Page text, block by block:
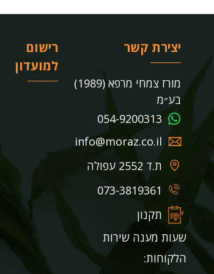
יצירת קשר
מורז צמחי מרפא (1989)
בע״מ
054-9200313
info@moraz.co.il
ת.ד 2552 עפולה
073-3819361
תקנון
שעות מענה שירות
הלקוחות:
רישום
למועדון